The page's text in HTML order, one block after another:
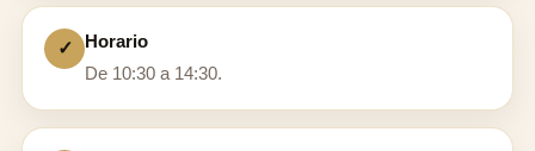
✓
Horario
De 10:30 a 14:30.